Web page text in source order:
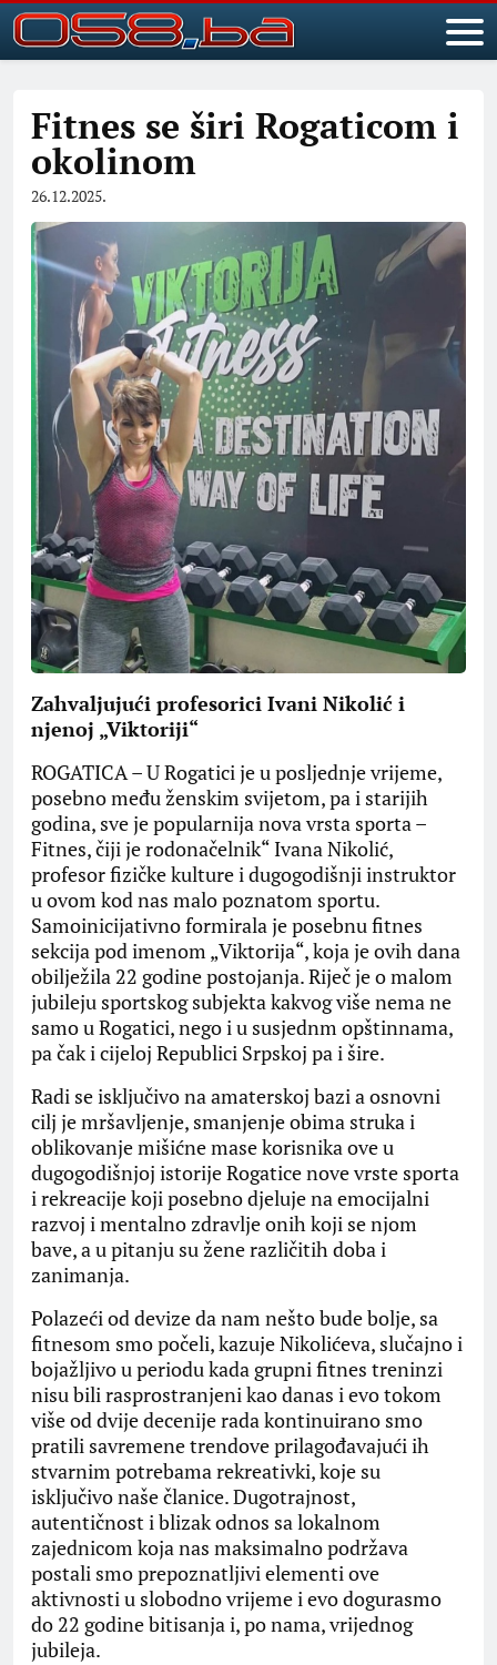
Fitnes se širi Rogaticom i
okolinom
26.12.2025.
Zahvaljujući profesorici Ivani Nikolić i
njenoj „Viktoriji“
ROGATICA – U Rogatici je u posljednje vrijeme,
posebno među ženskim svijetom, pa i starijih
godina, sve je popularnija nova vrsta sporta –
Fitnes, čiji je rodonačelnik“ Ivana Nikolić,
profesor fizičke kulture i dugogodišnji instruktor
u ovom kod nas malo poznatom sportu.
Samoinicijativno formirala je posebnu fitnes
sekcija pod imenom „Viktorija“, koja je ovih dana
obilježila 22 godine postojanja. Riječ je o malom
jubileju sportskog subjekta kakvog više nema ne
samo u Rogatici, nego i u susjednm opštinnama,
pa čak i cijeloj Republici Srpskoj pa i šire.
Radi se isključivo na amaterskoj bazi a osnovni
cilj je mršavljenje, smanjenje obima struka i
oblikovanje mišićne mase korisnika ove u
dugogodišnjoj istorije Rogatice nove vrste sporta
i rekreacije koji posebno djeluje na emocijalni
razvoj i mentalno zdravlje onih koji se njom
bave, a u pitanju su žene različitih doba i
zanimanja.
Polazeći od devize da nam nešto bude bolje, sa
fitnesom smo počeli, kazuje Nikolićeva, slučajno i
bojažljivo u periodu kada grupni fitnes treninzi
nisu bili rasprostranjeni kao danas i evo tokom
više od dvije decenije rada kontinuirano smo
pratili savremene trendove prilagođavajući ih
stvarnim potrebama rekreativki, koje su
isključivo naše članice. Dugotrajnost,
autentičnost i blizak odnos sa lokalnom
zajednicom koja nas maksimalno podržava
postali smo prepoznatljivi elementi ove
aktivnosti u slobodno vrijeme i evo dogurasmo
do 22 godine bitisanja i, po nama, vrijednog
jubileja.